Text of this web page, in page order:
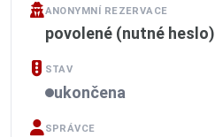
ANONYMNÍ REZERVACE
povolené (nutné heslo)
STAV
ukončena
SPRÁVCE